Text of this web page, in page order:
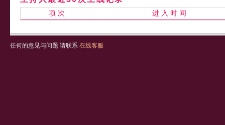
项 次 进 入 时 间
任何的意见与问题 请联系 在线客服